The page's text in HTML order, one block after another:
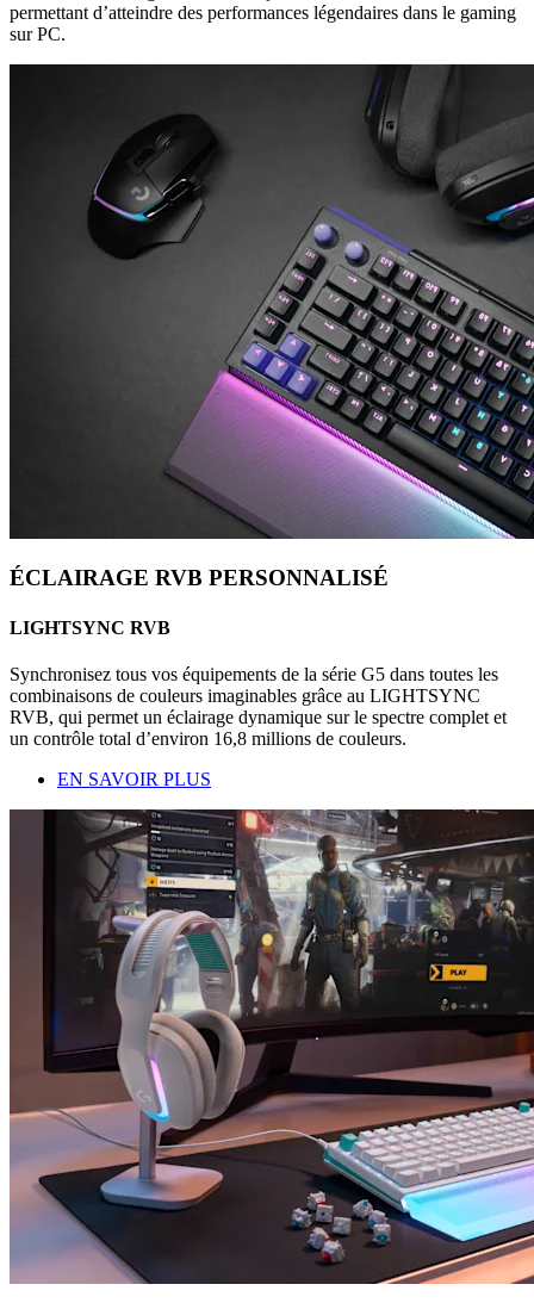
permettant d’atteindre des performances légendaires dans le gaming
sur PC.
ÉCLAIRAGE RVB PERSONNALISÉ
LIGHTSYNC RVB
Synchronisez tous vos équipements de la série G5 dans toutes les
combinaisons de couleurs imaginables grâce au LIGHTSYNC
RVB, qui permet un éclairage dynamique sur le spectre complet et
un contrôle total d’environ 16,8 millions de couleurs.
EN SAVOIR PLUS